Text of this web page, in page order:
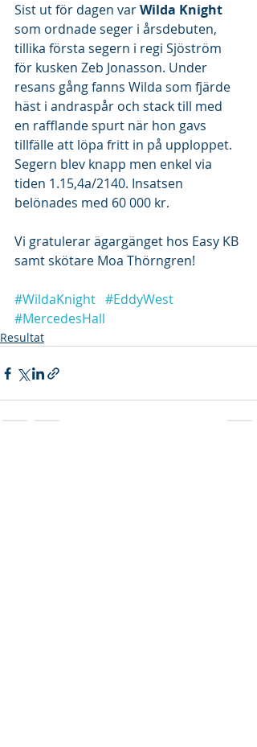
Sist ut för dagen var Wilda Knight
som ordnade seger i årsdebuten,
tillika första segern i regi Sjöström
för kusken Zeb Jonasson. Under
resans gång fanns Wilda som fjärde
häst i andraspår och stack till med
en rafflande spurt när hon gavs
tillfälle att löpa fritt in på upploppet.
Segern blev knapp men enkel via
tiden 1.15,4a/2140. Insatsen
belönades med 60 000 kr.
Vi gratulerar ägargänget hos Easy KB
samt skötare Moa Thörngren!
#WildaKnight #EddyWest
#MercedesHall
Resultat